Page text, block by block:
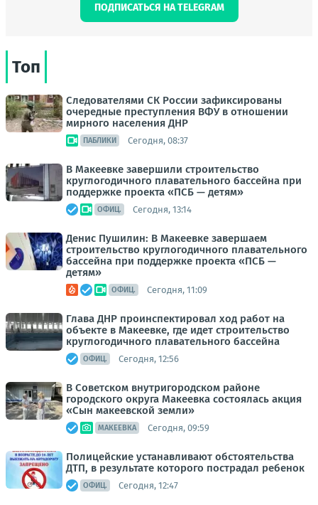
ПОДПИСАТЬСЯ НА TELEGRAM
Топ
Следователями СК России зафиксированы
очередные преступления ВФУ в отношении
мирного населения ДНР
ПАБЛИКИ Сегодня, 08:37
В Макеевке завершили строительство
круглогодичного плавательного бассейна при
поддержке проекта «ПСБ — детям»
ОФИЦ. Сегодня, 13:14
Денис Пушилин: В Макеевке завершаем
строительство круглогодичного плавательного
бассейна при поддержке проекта «ПСБ —
детям»
ОФИЦ. Сегодня, 11:09
Глава ДНР проинспектировал ход работ на
объекте в Макеевке, где идет строительство
круглогодичного плавательного бассейна
ОФИЦ. Сегодня, 12:56
В Советском внутригородском районе
городского округа Макеевка состоялась акция
«Сын макеевской земли»
МАКЕЕВКА Сегодня, 09:59
Полицейские устанавливают обстоятельства
ДТП, в результате которого пострадал ребенок
ОФИЦ. Сегодня, 12:47